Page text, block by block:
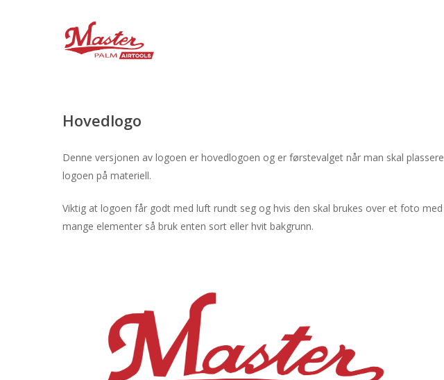
Hovedlogo
Denne versjonen av logoen er hovedlogoen og er førstevalget når man skal plassere
logoen på materiell.
Viktig at logoen får godt med luft rundt seg og hvis den skal brukes over et foto med
mange elementer så bruk enten sort eller hvit bakgrunn.